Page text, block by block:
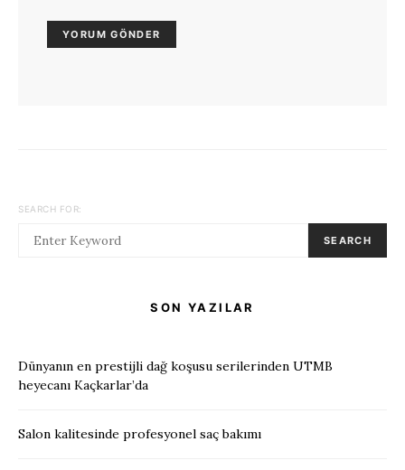
SEARCH FOR:
SEARCH
SON YAZILAR
Dünyanın en prestijli dağ koşusu serilerinden UTMB
heyecanı Kaçkarlar’da
Salon kalitesinde profesyonel saç bakımı